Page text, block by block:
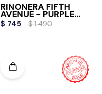
RIÑONERA FIFTH
AVENUE - PURPLE
PETALS
$ 745 $ 1.490